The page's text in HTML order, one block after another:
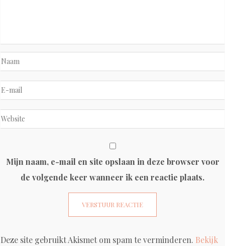
Mijn naam, e-mail en site opslaan in deze browser voor
de volgende keer wanneer ik een reactie plaats.
Deze site gebruikt Akismet om spam te verminderen. Bekijk